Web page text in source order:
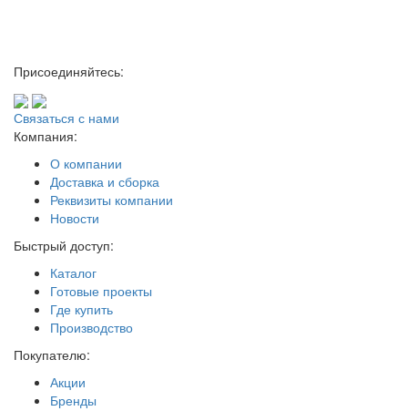
Присоединяйтесь:
Связаться с нами
Компания:
О компании
Доставка и сборка
Реквизиты компании
Новости
Быстрый доступ:
Каталог
Готовые проекты
Где купить
Производство
Покупателю:
Акции
Бренды